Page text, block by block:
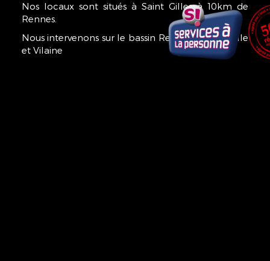
Nos locaux sont situés à Saint Gilles à 10km de
Rennes.
Nous intervenons sur le bassin Rennais et tout l'Ille
et Vilaine